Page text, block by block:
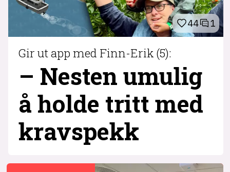
44 1
Gir ut app med Finn-Erik (5):
– Nesten umulig
å holde tritt med
krav­spekk